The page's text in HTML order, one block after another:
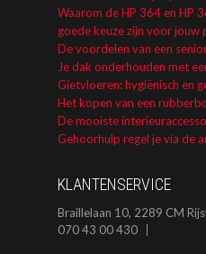
Waarom de HP 364 en HP
goede keuze zijn voor jouw
De voordelen van een
Je dak onderhouden met
Gietvloeren: hygiënisch en
Het kopen van een
De mooiste
Gehoorhulp regel je via de
KLANTENSERVICE
Braillelaan 10, 2289 CM
070 43 00 430